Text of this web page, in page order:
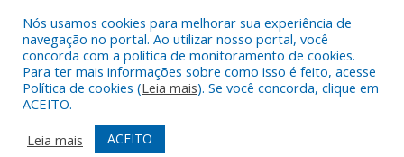
Todos os direitos reservados a Câmara Municipal de São
Domingos do Capim.
Mapa do Site
Acessar Área Administrativa
Nós usamos cookies para melhorar sua experiência de
navegação no portal. Ao utilizar nosso portal, você
concorda com a política de monitoramento de cookies.
Para ter mais informações sobre como isso é feito, acesse
Política de cookies (Leia mais). Se você concorda, clique em
ACEITO.
Leia mais
ACEITO